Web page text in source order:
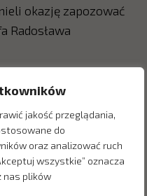
jakość przeglądania,
do
oraz analizować ruch
wszystkie” oznacza
nas plików
okazję zapozować
Radosława
jakość
prowadzonej
więcej o współpracy
jakości
projektowaniu
architektów